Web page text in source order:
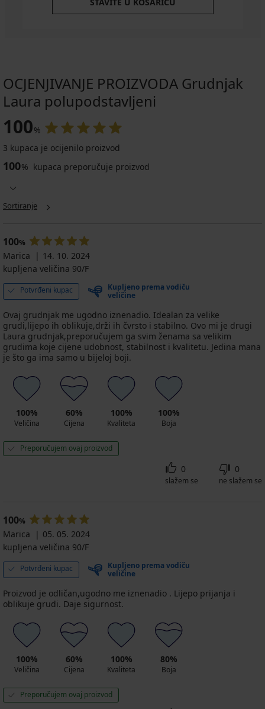
STAVITE U KOŠARICU
OCJENJIVANJE PROIZVODA Grudnjak
Laura polupodstavljeni
100%
3 kupaca je ocijenilo proizvod
100% kupaca preporučuje proizvod
Sortiranje
100%
Marica
14. 10. 2024
kupljena veličina 90/F
Potvrđeni kupac
Kupljeno prema vodiču
veličine
Ovaj grudnjak me ugodno iznenadio. Idealan za velike
grudi,lijepo ih oblikuje,drži ih čvrsto i stabilno. Ovo mi je drugi
Laura grudnjak,preporučujem ga svim ženama sa velikim
grudima koje cijene udobnost, stabilnost i kvalitetu. Jedina mana
je što ga ima samo u bijeloj boji.
100%
Veličina
60%
Cijena
100%
Kvaliteta
100%
Boja
Preporučujem ovaj proizvod
0
slažem se
0
ne slažem se
100%
Marica
05. 05. 2024
kupljena veličina 90/F
Potvrđeni kupac
Kupljeno prema vodiču
veličine
Proizvod je odličan,ugodno me iznenadio . Lijepo prijanja i
oblikuje grudi. Daje sigurnost.
100%
Veličina
60%
Cijena
100%
Kvaliteta
80%
Boja
Preporučujem ovaj proizvod